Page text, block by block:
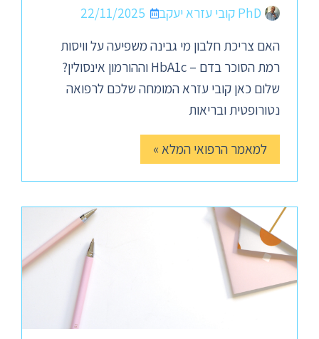
PhD קובי עזרא יעקב
22/11/2025
האם צריכת חלבון מי גבינה משפיעה על וויסות
רמת הסוכר בדם – HbA1c וההורמון אינסולין?
שלום כאן קובי עזרא המומחה שלכם לרפואה
נטורופטית ובריאות
למאמר הרפואי המלא »